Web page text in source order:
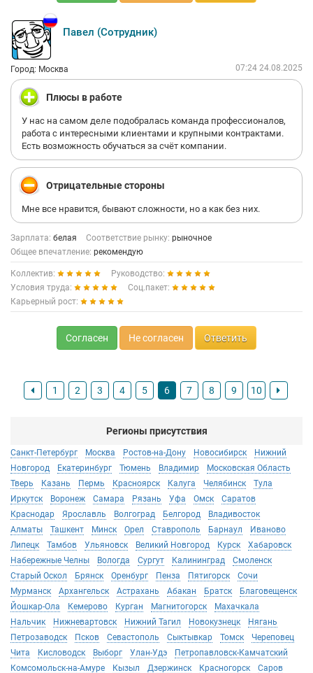
Павел (Сотрудник)
Город: Москва 07:24 24.08.2025
Плюсы в работе
У нас на самом деле подобралась команда профессионалов,
работа с интересными клиентами и крупными контрактами.
Есть возможность обучаться за счёт компании.
Отрицательные стороны
Мне все нравится, бывают сложности, но а как без них.
Зарплата: белая Соответствие рынку: рыночное
Общее впечатление: рекомендую
Коллектив:
Руководство:
Условия труда:
Соц.пакет:
Карьерный рост:
Согласен Не согласен Ответить
1 2 3 4 5 6 7 8 9 10
Регионы присутствия
Санкт-Петербург Москва Ростов-на-Дону Новосибирск
Нижний
Новгород
Екатеринбург Тюмень Владимир
Московская Область
Тверь
Казань Пермь Красноярск Калуга Челябинск
Тула
Иркутск
Воронеж Самара Рязань Уфа Омск
Саратов
Краснодар
Ярославль Волгоград Белгород
Владивосток
Алматы
Ташкент Минск Орел Ставрополь Барнаул
Иваново
Липецк
Тамбов Ульяновск Великий Новгород Курск
Хабаровск
Набережные Челны
Вологда Сургут Калининград
Смоленск
Старый Оскол
Брянск Оренбург Пенза Пятигорск
Сочи
Мурманск
Архангельск Астрахань Абакан Братск
Благовещенск
Йошкар-Ола
Кемерово Курган Магнитогорск
Махачкала
Нальчик
Нижневартовск Нижний Тагил Новокузнецк
Нягань
Петрозаводск
Псков Севастополь Сыктывкар Томск
Череповец
Чита
Кисловодск Выборг Улан-Удэ
Петропавловск-Камчатский
Комсомольск-на-Амуре
Кызыл Дзержинск Красногорск
Саров